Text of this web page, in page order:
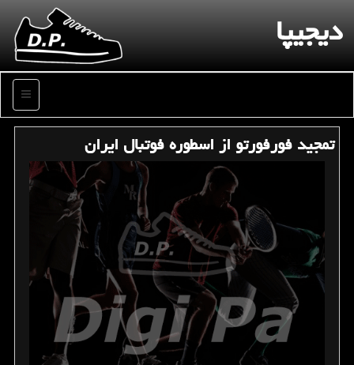
دیجیپا
منو
تمجید فورفورتو از اسطوره فوتبال ایران